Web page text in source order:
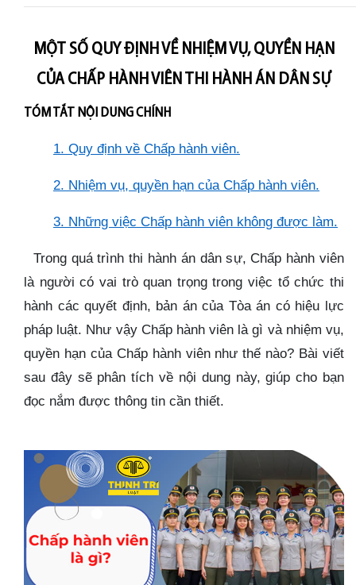
MỘT SỐ QUY ĐỊNH VỀ NHIỆM VỤ, QUYỀN HẠN
CỦA CHẤP HÀNH VIÊN THI HÀNH ÁN DÂN SỰ
TÓM TẮT NỘI DUNG CHÍNH
1. Quy định về Chấp hành viên.
2. Nhiệm vụ, quyền hạn của Chấp hành viên.
3. Những việc Chấp hành viên không được làm.
Trong quá trình thi hành án dân sự, Chấp hành viên
là người có vai trò quan trọng trong việc tổ chức thi
hành các quyết định, bản án của Tòa án có hiệu lực
pháp luật. Như vậy Chấp hành viên là gì và nhiệm vụ,
quyền hạn của Chấp hành viên như thế nào? Bài viết
sau đây sẽ phân tích về nội dung này, giúp cho bạn
đọc nắm được thông tin cần thiết.